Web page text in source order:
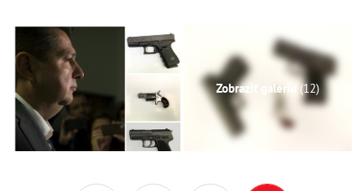
Zobraziť galériu (12)